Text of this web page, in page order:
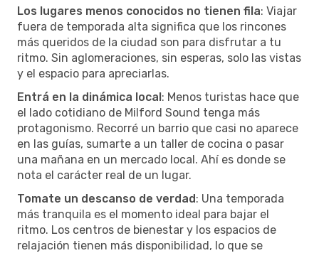
Los lugares menos conocidos no tienen fila: Viajar
fuera de temporada alta significa que los rincones
más queridos de la ciudad son para disfrutar a tu
ritmo. Sin aglomeraciones, sin esperas, solo las vistas
y el espacio para apreciarlas.
Entrá en la dinámica local: Menos turistas hace que
el lado cotidiano de Milford Sound tenga más
protagonismo. Recorré un barrio que casi no aparece
en las guías, sumarte a un taller de cocina o pasar
una mañana en un mercado local. Ahí es donde se
nota el carácter real de un lugar.
Tomate un descanso de verdad: Una temporada
más tranquila es el momento ideal para bajar el
ritmo. Los centros de bienestar y los espacios de
relajación tienen más disponibilidad, lo que se